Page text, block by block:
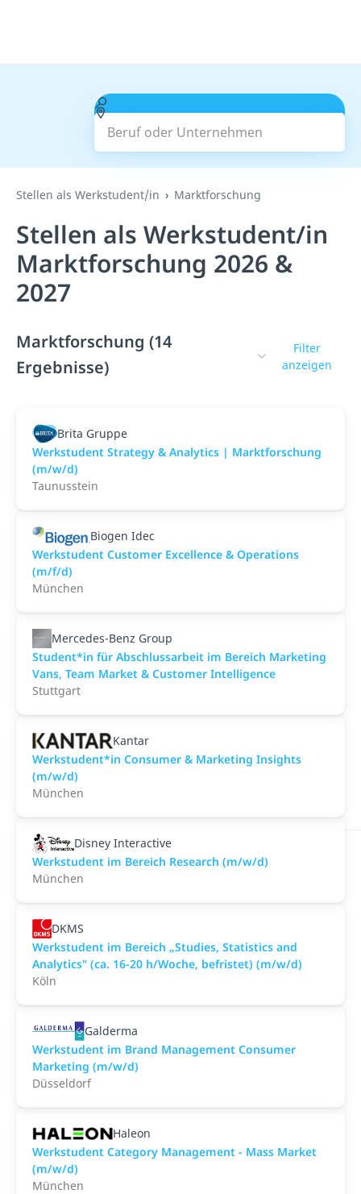
Beruf oder Unternehmen
Suchen
Stellen als Werkstudent/in Marktforschung
Stellen als Werkstudent/in
Marktforschung 2026 &
2027
Marktforschung (14
Ergebnisse)
Filter
anzeigen
Brita Gruppe
Werkstudent Strategy & Analytics | Marktforschung
(m/w/d)
Taunusstein
Biogen Idec
Werkstudent Customer Excellence & Operations
(m/f/d)
München
Mercedes-Benz Group
Student*in für Abschlussarbeit im Bereich Marketing
Vans, Team Market & Customer Intelligence
Stuttgart
Kantar
Werkstudent*in Consumer & Marketing Insights
(m/w/d)
München
Disney Interactive
Werkstudent im Bereich Research (m/w/d)
München
DKMS
Werkstudent im Bereich „Studies, Statistics and
Analytics" (ca. 16-20 h/Woche, befristet) (m/w/d)
Köln
Galderma
Werkstudent im Brand Management Consumer
Marketing (m/w/d)
Düsseldorf
Haleon
Werkstudent Category Management - Mass Market
(m/w/d)
München